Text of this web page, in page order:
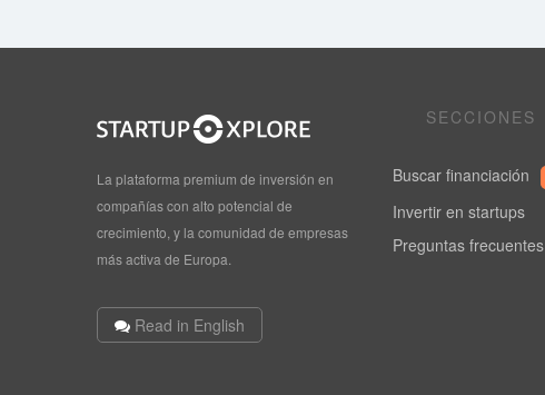
La plataforma premium de inversión en
compañías con alto potencial de
crecimiento, y la comunidad de empresas
más activa de Europa.
Read in English
SECCIONES
Buscar financiación
Invertir en startups
Preguntas frecuentes